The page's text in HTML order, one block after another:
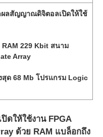
ผลสัญญาณดิจิตอลเปิดให้ใช้
RAM 229 Kbit สนาม
Array
สุด 68 Mb โปรแกรม Logic
ดให้ใช้งาน FPGA
ด้วย RAM แบล็อกถึง